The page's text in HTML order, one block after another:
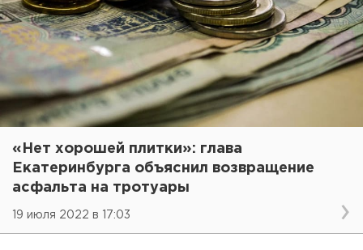
«Нет хорошей плитки»: глава
Екатеринбурга объяснил возвращение
асфальта на тротуары
19 июля 2022 в 17:03